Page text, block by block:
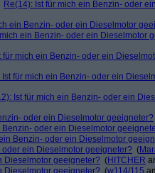
Re(14): Ist für mich ein Benzin- oder
ein Benzin- oder ein Dieselmotor
ein Benzin- oder ein Dieselmotor
für mich ein Benzin- oder ein
Ist für mich ein Benzin- oder ein
Ist für mich ein Benzin- oder ein
oder ein Dieselmotor geeigneter?
Benzin- oder ein Dieselmotor
Benzin- oder ein Dieselmotor
ein Dieselmotor geeigneter? (
Dieselmotor geeigneter? (HITCHER
Dieselmotor geeigneter? (w114/115